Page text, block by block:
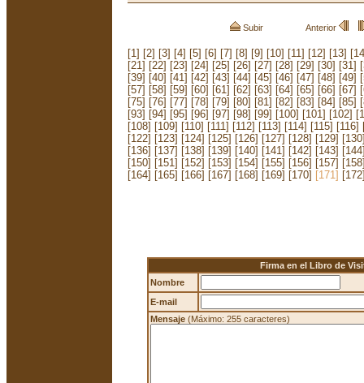
Subir Anterior
[1] [2] [3] [4] [5] [6] [7] [8] [9] [10] [11] [12] [13]
[21] [22] [23] [24] [25] [26] [27] [28] [29] [30] [31]
[39] [40] [41] [42] [43] [44] [45] [46] [47] [48] [49]
[57] [58] [59] [60] [61] [62] [63] [64] [65] [66] [67]
[75] [76] [77] [78] [79] [80] [81] [82] [83] [84] [85]
[93] [94] [95] [96] [97] [98] [99] [100] [101] [102]
[108] [109] [110] [111] [112] [113] [114] [115] [116]
[122] [123] [124] [125] [126] [127] [128] [129]
[136] [137] [138] [139] [140] [141] [142] [143]
[150] [151] [152] [153] [154] [155] [156] [157]
[164] [165] [166] [167] [168] [169] [170] [171]
Firma en el Libro de
Nombre
E-mail
Mensaje (Máximo: 255 caracteres)